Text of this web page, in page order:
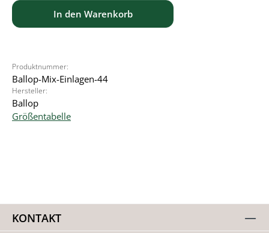
In den Warenkorb
Produktnummer:
Ballop-Mix-Einlagen-44
Hersteller:
Ballop
Größentabelle
KONTAKT